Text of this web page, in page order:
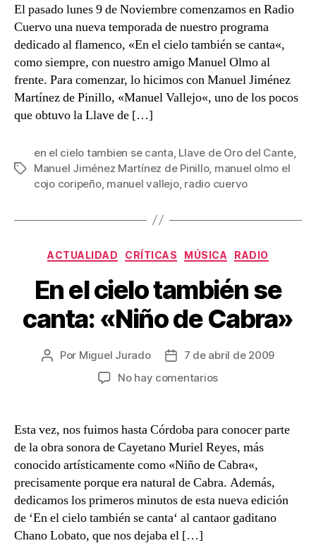
se
canta:
Manuel
Jiménez
Martínez
Vallejo»
El pasado lunes 9 de Noviembre comenzamos en Radio
Cuervo una nueva temporada de nuestro programa
dedicado al flamenco, «En el cielo también se canta«,
como siempre, con nuestro amigo Manuel Olmo al
frente. Para comenzar, lo hicimos con Manuel Jiménez
Martínez de Pinillo, «Manuel Vallejo«, uno de los pocos
que obtuvo la Llave de […]
Etiquetas
en el cielo tambien se canta Llave de Oro del Cante,
Manuel Jiménez Martínez de Pinillo, manuel olmo el
cojo coripeño, manuel vallejo, radio cuervo
Categorías
ACTUALIDAD CRÍTICAS MÚSICA RADIO
En el cielo también se
canta: «Niño de Cabra»
Autor
Por Miguel Jurado
Fecha7 de abril de 2009
No hay comentariosen
también
se
canta:
«Niño
de
Cabra»
Esta vez, nos fuimos hasta Córdoba para conocer parte
de la obra sonora de Cayetano Muriel Reyes, más
conocido artísticamente como «Niño de Cabra«,
precisamente porque era natural de Cabra. Además,
dedicamos los primeros minutos de esta nueva edición
de ‘En el cielo también se canta‘ al cantaor gaditano
Chano Lobato, que nos dejaba el […]